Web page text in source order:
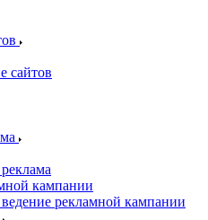
сайтов
кампании
рекламной кампании